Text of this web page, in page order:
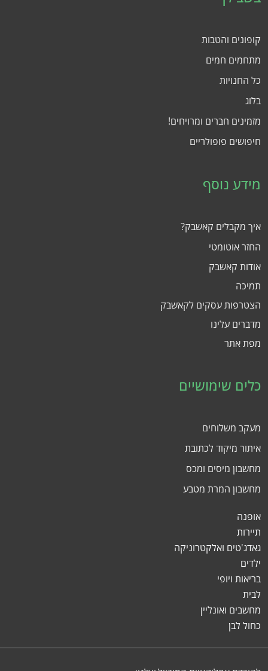
קופונים והטבות
מתחמים חמים
כל החנויות
בלוג
מזמינים חברים ומרויחים!
חיפושים פופולריים
מידע נוסף
איך מקבלים קאשבק?
החזר אוטומטי
אודות קאשבק
תמיכה
הצטרפות עסקים לקאשבק
מדברים עלינו
מפת אתר
כלים שימושיים
מעקב משלוחים
איתור מיקוד לכתובת
מחשבון מיסים ומכס
מחשבון המרת מטבע
אופנה
תיירות
גאדג'טים ואלקטרוניקה
ילדים
בריאות ויופי
לבית
מחשבים ואונליין
כחול לבן